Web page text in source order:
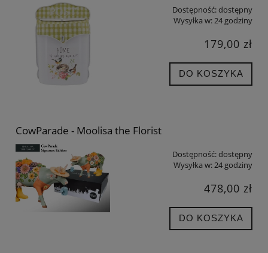
Dostępność:dostępny
Wysyłka w:24 godziny
179,00 zł
DO KOSZYKA
CowParade - Moolisa the Florist
Dostępność:dostępny
Wysyłka w:24 godziny
478,00 zł
DO KOSZYKA